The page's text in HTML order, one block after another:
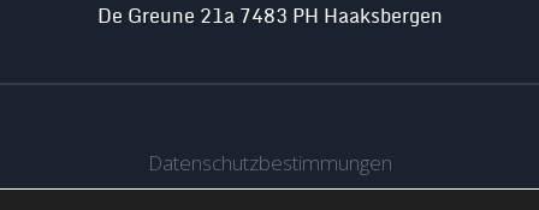
De Greune 21a 7483 PH Haaksbergen
Datenschutzbestimmungen